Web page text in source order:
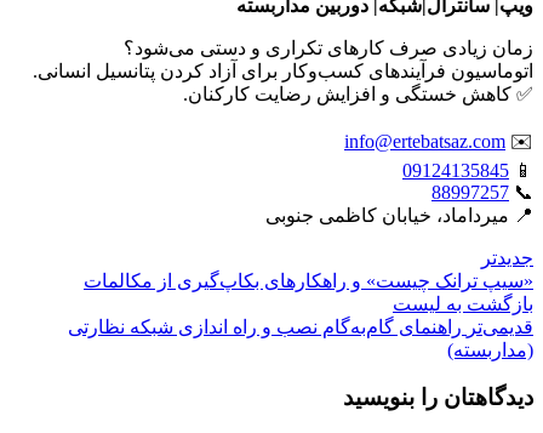
ویپ| سانترال|شبکه| دوربین مداربسته
زمان زیادی صرف کارهای تکراری و دستی می‌شود؟
اتوماسیون فرآیندهای کسب‌وکار برای آزاد کردن پتانسیل انسانی.
✅ کاهش خستگی و افزایش رضایت کارکنان.
✉️
info@ertebatsaz.com
📱
09124135845
📞
88997257
📍 میرداماد، خیابان کاظمی جنوبی
جدیدتر
«سیپ ترانک چیست» و راهکارهای بکاپ‌گیری از مکالمات
بازگشت بە لیست
قدیمی‌تر راهنمای گام‌به‌گام نصب و راه اندازی شبکه نظارتی
(مداربسته)
دیدگاهتان را بنویسید